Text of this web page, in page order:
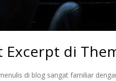
Excerpt di
di blog sangat familiar